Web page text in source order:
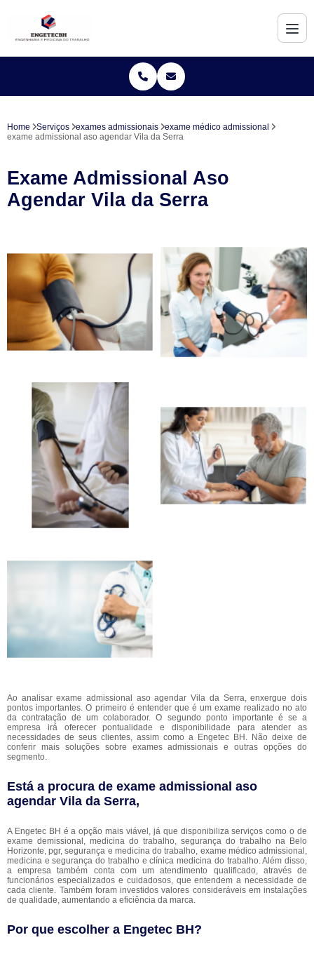
Home Serviços exames admissionais
exame médico admissional
exame admissional aso agendar Vila da Serra
Exame Admissional Aso
Agendar Vila da Serra
Ao analisar exame admissional aso agendar Vila da Serra, enxergue dois
pontos importantes. O primeiro é entender que é um exame realizado no ato
da contratação de um colaborador. O segundo ponto importante é se a
empresa irá oferecer pontualidade e disponibilidade para atender as
necessidades de seus clientes, assim como a Engetec BH. Não deixe de
conferir mais soluções sobre exames admissionais e outras opções do
segmento.
Está a procura de exame admissional aso
agendar Vila da Serra,
A Engetec BH é a opção mais viável, já que disponibiliza serviços como o de
exame demissional, medicina do trabalho, segurança do trabalho na Belo
Horizonte, pgr, segurança e medicina do trabalho, exame médico admissional,
medicina e segurança do trabalho e clínica medicina do trabalho. Além disso,
a empresa também conta com um atendimento qualificado, através de
funcionários especializados e cuidadosos, que entendem a necessidade de
cada cliente. Também foram investidos valores consideráveis em instalações
de qualidade, aumentando a eficiência da marca.
Por que escolher a Engetec BH?